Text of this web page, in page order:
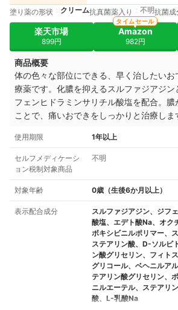
塗り薬の形状 クリーム抗真菌薬入り 不明抗菌成
楽天市場
899円
Amazon
982円
タイムセール
商品概要
体の色々な部位にできる、早く治したい
療薬です。化膿を抑えるスルファジアジン
フェンヒドラミンサリチル酸塩を配合。膿
ことで、痛いおできをしっかりと治療しま
使用期限 1年以上
セルフメディケーシ
ョン税制対象商品
不明
対象年齢 0歳（生後6か月以上）
表示配合成分
スルファジアジン、ジフ
酸塩、エデト酸Na、オク
ボキシビニルポリマー、
ステアリン酸、D-ソルビ
ン酸グリセリン、フィト
グリコール、ベヘニルア
テアリン酸グリセリン、
ニルエーテル、ステアリ
酸、L-乳酸Na